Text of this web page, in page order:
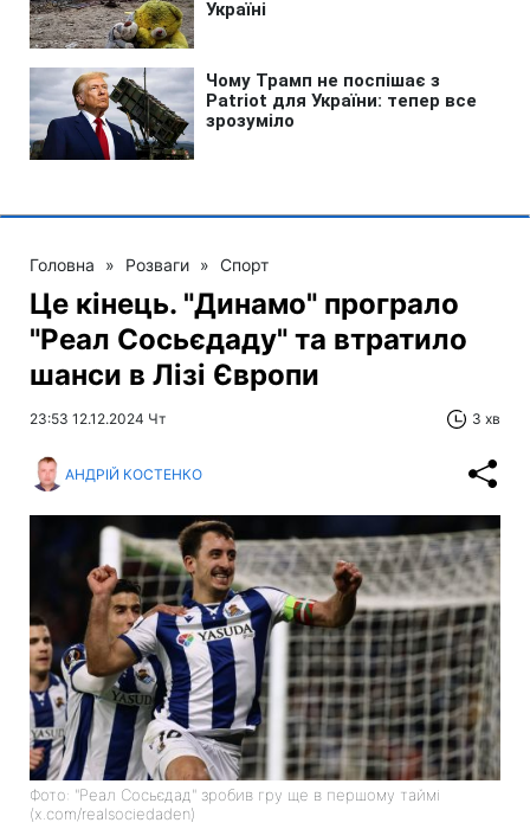
Головна » Розваги » Спорт
Це кінець. "Динамо" програло
"Реал Сосьєдаду" та втратило
шанси в Лізі Європи
23:53 12.12.2024 Чт 3 хв
АНДРІЙ КОСТЕНКО
Фото: "Реал Сосьєдад" зробив гру ще в першому таймі
(x.com/realsociedaden)